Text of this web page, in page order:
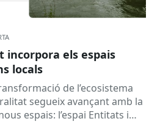
incorpora els espais
locals
de l’ecosistema
segueix avançant amb la
espais: l’espai Entitats i